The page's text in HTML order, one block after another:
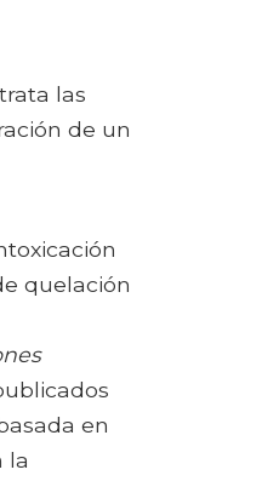
las
de un
quelación
en
la